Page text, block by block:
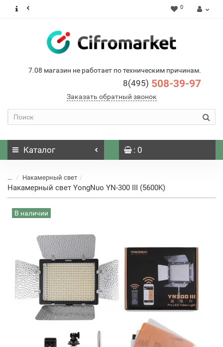
0
7.08 магазин не работает по техническим причинам.
8(495) 508-39-97
Заказать обратный звонок
Каталог : 0
... Накамерный свет
Накамерный свет YongNuo YN-300 III (5600K)
В наличии